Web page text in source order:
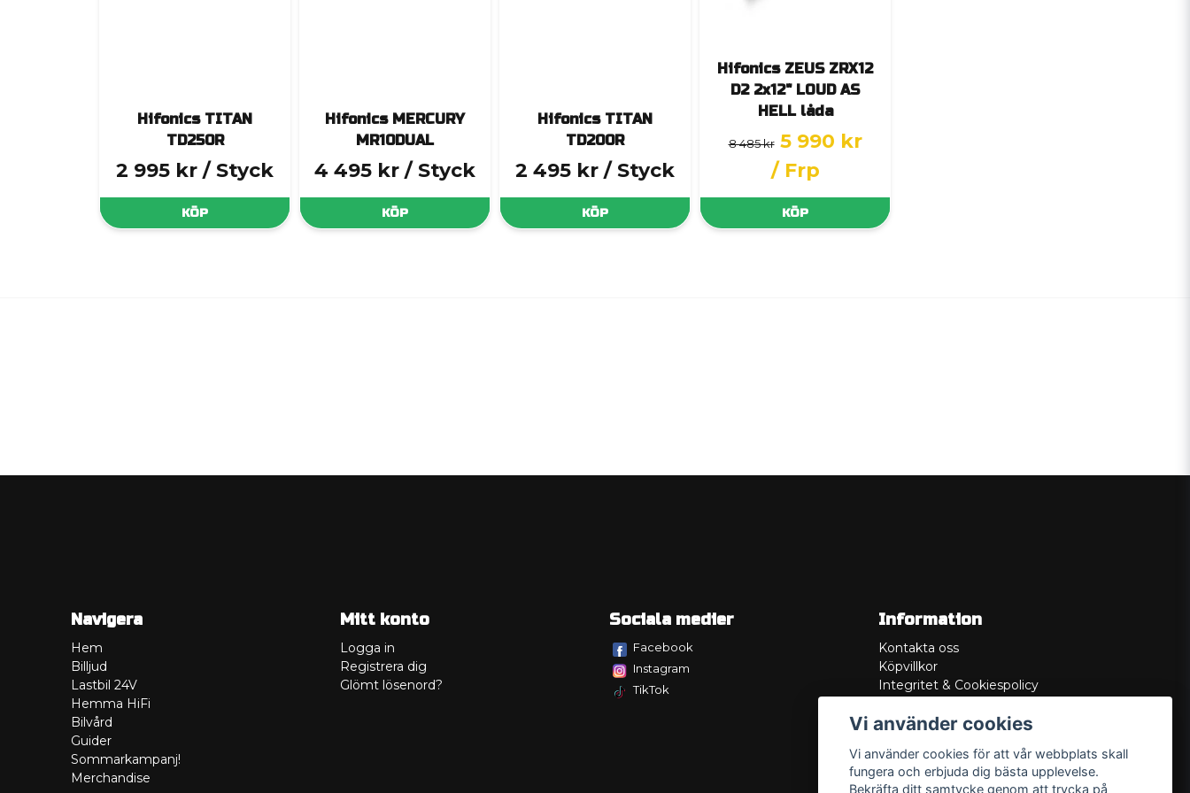
Hifonics TITAN
TD250R
2 995 kr / Styck
KÖP
Hifonics MERCURY
MR10DUAL
4 495 kr / Styck
KÖP
Hifonics TITAN
TD200R
2 495 kr / Styck
KÖP
Hifonics ZEUS ZRX12
D2 2x12" LOUD AS
HELL låda
8 485 kr 5 990 kr
/ Frp
KÖP
Navigera
Hem
Billjud
Lastbil 24V
Hemma HiFi
Bilvård
Guider
Sommarkampanj!
Merchandise
Mitt konto
Logga in
Registrera dig
Glömt lösenord?
Sociala medier
Facebook
Instagram
TikTok
Information
Kontakta oss
Köpvillkor
Integritet & Cookiespolicy
Service/Garanti
Lådritning
Om oss
Vi använder cookies
Vi använder cookies för att vår webbplats skall
fungera och erbjuda dig bästa upplevelse.
Bekräfta ditt samtycke genom att trycka på